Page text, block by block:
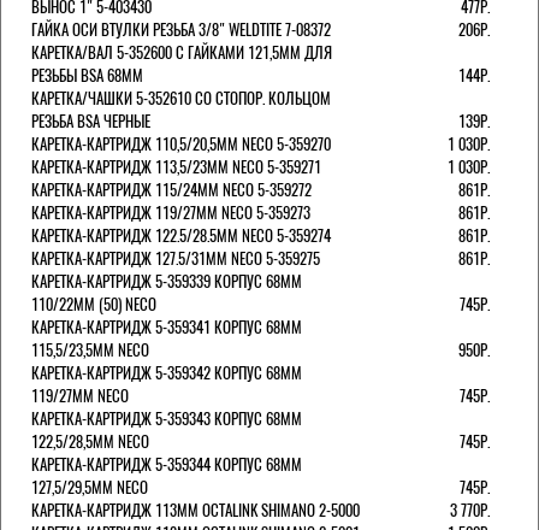
ВЫНОС 1" 5-403430
477Р.
ГАЙКА ОСИ ВТУЛКИ РЕЗЬБА 3/8" WELDTITE 7-08372
206Р.
КАРЕТКА/ВАЛ 5-352600 С ГАЙКАМИ 121,5ММ ДЛЯ
РЕЗЬБЫ BSA 68ММ
144Р.
КАРЕТКА/ЧАШКИ 5-352610 СО СТОПОР. КОЛЬЦОМ
РЕЗЬБА BSA ЧЕРНЫЕ
139Р.
КАРЕТКА-КАРТРИДЖ 110,5/20,5ММ NECO 5-359270
1 030Р.
КАРЕТКА-КАРТРИДЖ 113,5/23ММ NECO 5-359271
1 030Р.
КАРЕТКА-КАРТРИДЖ 115/24ММ NECO 5-359272
861Р.
КАРЕТКА-КАРТРИДЖ 119/27ММ NECO 5-359273
861Р.
КАРЕТКА-КАРТРИДЖ 122.5/28.5ММ NECO 5-359274
861Р.
КАРЕТКА-КАРТРИДЖ 127.5/31ММ NECO 5-359275
861Р.
КАРЕТКА-КАРТРИДЖ 5-359339 КОРПУС 68ММ
110/22ММ (50) NECO
745Р.
КАРЕТКА-КАРТРИДЖ 5-359341 КОРПУС 68ММ
115,5/23,5ММ NECO
950Р.
КАРЕТКА-КАРТРИДЖ 5-359342 КОРПУС 68ММ
119/27ММ NECO
745Р.
КАРЕТКА-КАРТРИДЖ 5-359343 КОРПУС 68ММ
122,5/28,5ММ NECO
745Р.
КАРЕТКА-КАРТРИДЖ 5-359344 КОРПУС 68ММ
127,5/29,5ММ NECO
745Р.
КАРЕТКА-КАРТРИДЖ 113ММ OCTALINK SHIMANO 2-5000
3 770Р.